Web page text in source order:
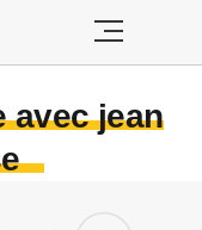
avec jean